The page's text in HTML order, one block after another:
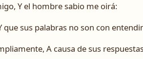
Y el hombre sabio me oirá:
que sus palabras no son con
A causa de sus